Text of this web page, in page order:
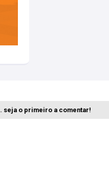
seja o primeiro a comentar!